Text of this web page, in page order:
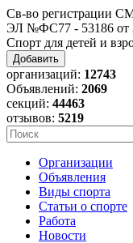
Св-во регистрации
ЭЛ №ФС77 - 53186 от
Спорт для детей и
Добавить
организаций: 12743
Объявлений: 2069
секций: 44463
отзывов: 5219
Организации
Объявления
Виды спорта
Статьи о спорте
Работа
Новости